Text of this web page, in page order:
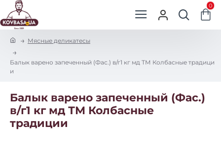
0
e
Мясные деликатесы
Балык варено запеченный (Фас.) в/г1 кг мд ТМ Колбасные традици
и
Балык варено запеченный (Фас.)
в/г1 кг мд ТМ Колбасные
традиции